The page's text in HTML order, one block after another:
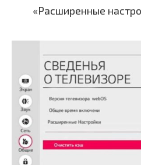
«Расширенные